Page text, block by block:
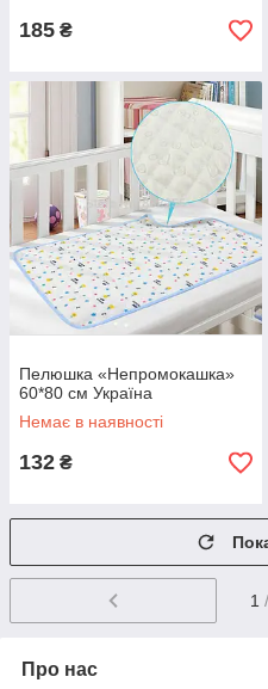
185 ₴
Пелюшка «Непромокашка»
60*80 см Україна
Немає в наявності
132 ₴
1
Про нас